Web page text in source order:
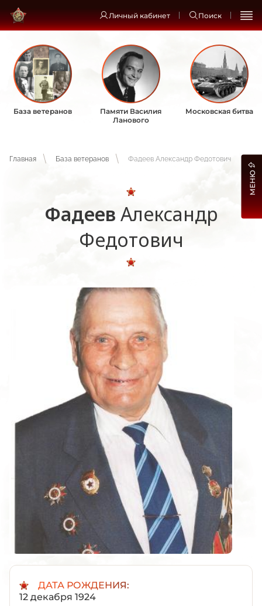
Личный кабинет Поиск
База ветеранов
Памяти Василия
Ланового
Московская битва
Главная База ветеранов Фадеев Александр Федотович
Фадеев Александр
Федотович
ДАТА РОЖДЕНИЯ:
12 декабря 1924
МЕНЮ